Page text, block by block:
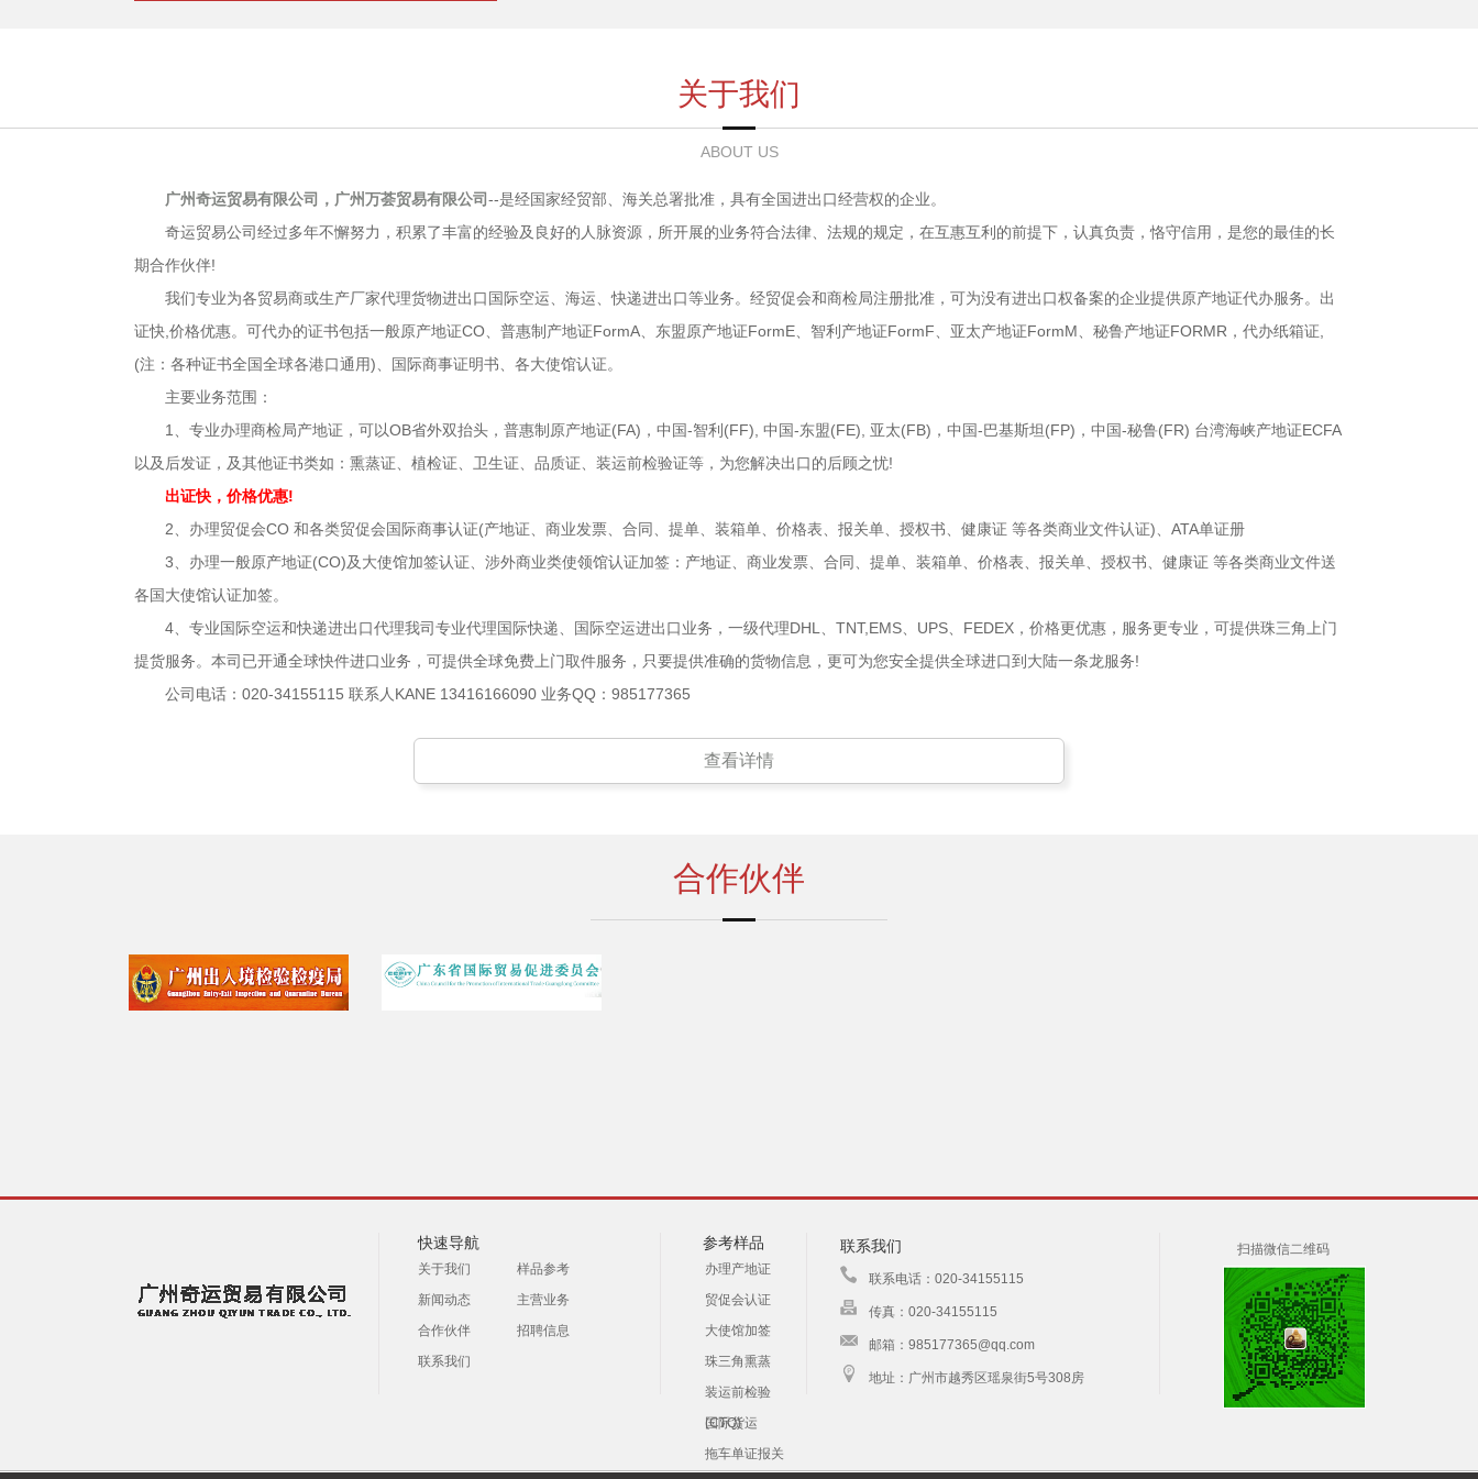
关于我们
ABOUT US
广州奇运贸易有限公司，广州万荟贸易有限公司--是经国家经贸部、海关总署批准，具有全国进出口经营权的企业。
奇运贸易公司经过多年不懈努力，积累了丰富的经验及良好的人脉资源，所开展的业务符合法律、法规的规定，在互惠互利的前提下，认真负责，恪守信用，是您的最佳的长
期合作伙伴!
我们专业为各贸易商或生产厂家代理货物进出口国际空运、海运、快递进出口等业务。经贸促会和商检局注册批准，可为没有进出口权备案的企业提供原产地证代办服务。出
证快,价格优惠。可代办的证书包括一般原产地证CO、普惠制产地证FormA、东盟原产地证FormE、智利产地证FormF、亚太产地证FormM、秘鲁产地证FORMR，代办纸箱证,
(注：各种证书全国全球各港口通用)、国际商事证明书、各大使馆认证。
主要业务范围：
1、专业办理商检局产地证，可以OB省外双抬头，普惠制原产地证(FA)，中国-智利(FF), 中国-东盟(FE), 亚太(FB)，中国-巴基斯坦(FP)，中国-秘鲁(FR) 台湾海峡产地证ECFA
以及后发证，及其他证书类如：熏蒸证、植检证、卫生证、品质证、装运前检验证等，为您解决出口的后顾之忧!
出证快，价格优惠!
2、办理贸促会CO 和各类贸促会国际商事认证(产地证、商业发票、合同、提单、装箱单、价格表、报关单、授权书、健康证 等各类商业文件认证)、ATA单证册
3、办理一般原产地证(CO)及大使馆加签认证、涉外商业类使领馆认证加签：产地证、商业发票、合同、提单、装箱单、价格表、报关单、授权书、健康证 等各类商业文件送
各国大使馆认证加签。
4、专业国际空运和快递进出口代理我司专业代理国际快递、国际空运进出口业务，一级代理DHL、TNT,EMS、UPS、FEDEX，价格更优惠，服务更专业，可提供珠三角上门
提货服务。本司已开通全球快件进口业务，可提供全球免费上门取件服务，只要提供准确的货物信息，更可为您安全提供全球进口到大陆一条龙服务!
公司电话：020-34155115 联系人KANE 13416166090 业务QQ：985177365
查看详情
合作伙伴
快速导航
关于我们
样品参考
新闻动态
主营业务
合作伙伴
招聘信息
联系我们
参考样品
办理产地证
贸促会认证
大使馆加签
珠三角熏蒸
装运前检验
(CTQ)
国际货运
拖车单证报关
联系我们
联系电话：020-34155115
传真：020-34155115
邮箱：985177365@qq.com
地址：广州市越秀区瑶泉街5号308房
扫描微信二维码